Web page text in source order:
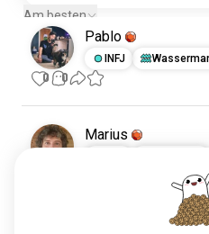
Am besten
Pablo
INFJ
0 0
Marius
Triff neue Leute